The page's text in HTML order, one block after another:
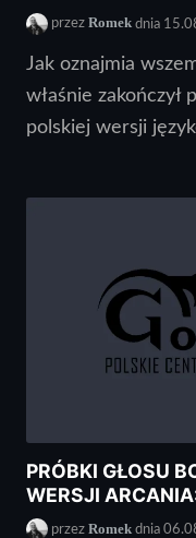
przez Romek dnia
Jak oznajmia
właśnie zakończył
polskiej wersji
PRÓBKI GŁOSU
WERSJI
przez Romek dnia